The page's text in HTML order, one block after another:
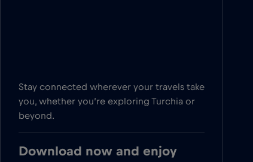
Stay connected wherever your travels take
you, whether you’re exploring Turchia or
beyond.
Download now and enjoy